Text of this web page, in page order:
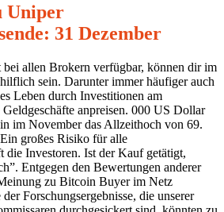
Uniper
31 Dezember
bei allen Brokern verfügbar, können dir im
sein. Darunter immer häufiger auch
Leben durch Investitionen am
anpreisen. 000 US Dollar
im November das Allzeithoch von 69.
großes Risiko für alle
Investoren. Ist der Kauf getätigt,
Entgegen den Bewertungen anderer
zu Bitcoin Buyer im Netz
Forschungsergebnisse, die unserer